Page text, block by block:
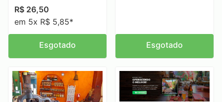
R$ 26,50
em 5x R$ 5,85*
Esgotado Esgotado